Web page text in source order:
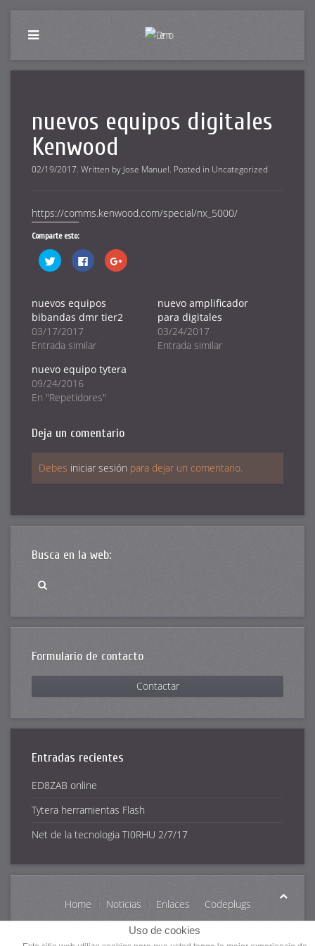
nuevos equipos digitales
Kenwood
02/19/2017. Written by Jose Manuel. Posted in Uncategorized
https://comms.kenwood.com/special/nx_5000/
Comparte esto:
Haz
clic
Twitter
(Se
abre
en
una
ventana
nueva)
Haz
clic
Facebook
(Se
abre
ventana
nueva)
Haz
clic
nuevos equipos
bibandas dmr tier2
03/17/2017
Entrada similar
nuevo amplificador
para digitales
03/24/2017
Entrada similar
nuevo equipo tytera
09/24/2016
En "Repetidores"
Deja un comentario
Debes iniciar sesión para dejar un comentario.
Busca en la web:
Formulario de contacto
Contactar
Entradas recientes
ED8ZAB online
Tytera herramientas Flash
Net de la tecnologia TI0RHU 2/7/17
Home Noticias Enlaces
Codeplugs
BrandMeister
Uso de cookies